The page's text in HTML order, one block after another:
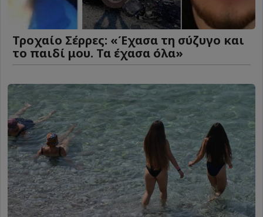
Τροχαίο Σέρρες: «Έχασα τη σύζυγο και
το παιδί μου. Τα έχασα όλα»